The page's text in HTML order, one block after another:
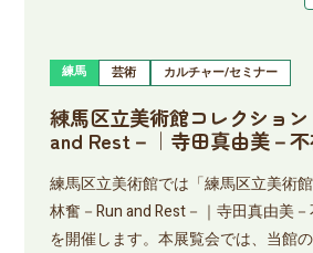
練馬 芸術 カルチャー/セミナー
練馬区立美術館コレクショ
and Rest－｜寺田真由美－
練馬区立美術館では「練馬区立美術
林奮－Run and Rest－｜寺田真由美
を開催します。本展覧会では、当館